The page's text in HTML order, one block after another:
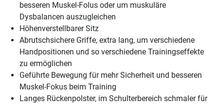
besseren Muskel-Folus oder um muskuläre
Dysbalancen auszugleichen
Höhenverstellbarer Sitz
Abrutschsichere Griffe, extra lang, um verschiedene
Handpositionen und so verschiedene Trainingseffekte
zu ermöglichen
Geführte Bewegung für mehr Sicherheit und besseren
Muskel-Fokus beim Training
Langes Rückenpolster, im Schulterbereich schmaler für